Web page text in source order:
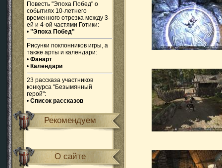
Повесть "Эпоха Побед" о
событиях 10-летнего
временного отрезка между 3-
ей и 4-ой частями Готики:
• "Эпоха Побед"
Рисунки поклонников игры, а
также арты и календари:
• Фанарт
• Календари
23 рассказа участников
конкурса "Безымянный
герой":
• Список рассказов
Рекомендуем
О сайте